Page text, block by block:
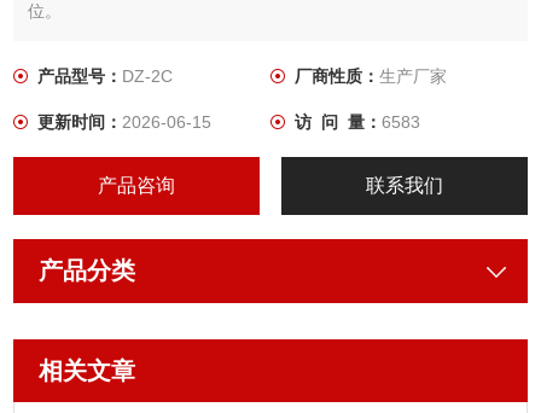
位。
产品型号： DZ-2C 厂商性质： 生产厂家
更新时间：2026-06-15 访 问 量： 6583
产品咨询 联系我们
产品分类
相关文章